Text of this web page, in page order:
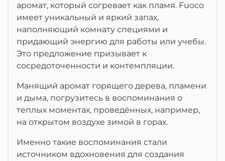
аромат, который согревает как пламя. Fuoco
имеет уникальный и яркий запах,
наполняющий комнату специями и
придающий энергию для работы или учебы.
Это предложение призывает к
сосредоточенности и контемпляции.
Манящий аромат горящего дерева, пламени
и дыма, погрузитесь в воспоминания о
теплых моментах, проведённых, например,
на открытом воздухе зимой в горах.
Именно такие воспоминания стали
источником вдохновения для создания